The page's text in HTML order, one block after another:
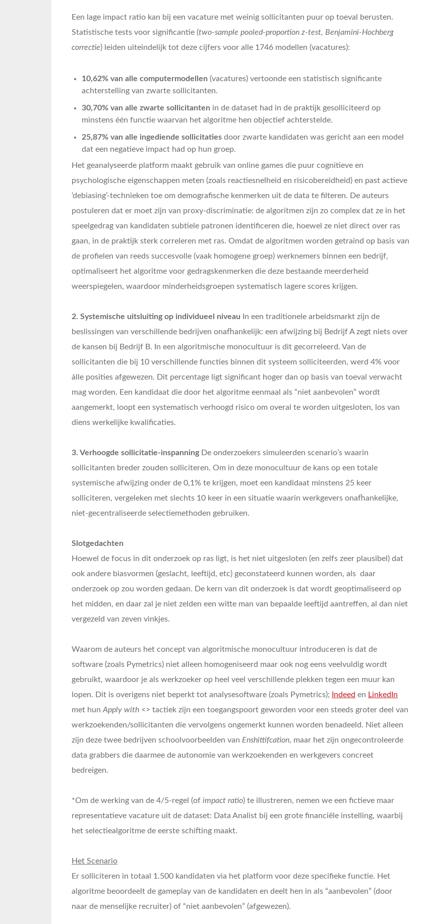
Een lage impact ratio kan bij een vacature met weinig sollicitanten puur op toeval berusten.
Statistische tests voor significantie (two-sample pooled-proportion z-test, Benjamini-Hochberg
correctie) leiden uiteindelijk tot deze cijfers voor alle 1746 modellen (vacatures):
10,62% van alle computermodellen (vacatures) vertoonde een statistisch significante
achterstelling van zwarte sollicitanten.
30,70% van alle zwarte sollicitanten in de dataset had in de praktijk gesolliciteerd op
minstens één functie waarvan het algoritme hen objectief achterstelde.
25,87% van alle ingediende sollicitaties door zwarte kandidaten was gericht aan een model
dat een negatieve impact had op hun groep.
Het geanalyseerde platform maakt gebruik van online games die puur cognitieve en
psychologische eigenschappen meten (zoals reactiesnelheid en risicobereidheid) en past actieve
‘debiasing’-technieken toe om demografische kenmerken uit de data te filteren. De auteurs
postuleren dat er moet zijn van proxy-discriminatie: de algoritmen zijn zo complex dat ze in het
speelgedrag van kandidaten subtiele patronen identificeren die, hoewel ze niet direct over ras
gaan, in de praktijk sterk correleren met ras. Omdat de algoritmen worden getraind op basis van
de profielen van reeds succesvolle (vaak homogene groep) werknemers binnen een bedrijf,
optimaliseert het algoritme voor gedragskenmerken die deze bestaande meerderheid
weerspiegelen, waardoor minderheidsgroepen systematisch lagere scores krijgen.
2. Systemische uitsluiting op individueel niveau In een traditionele arbeidsmarkt zijn de
beslissingen van verschillende bedrijven onafhankelijk: een afwijzing bij Bedrijf A zegt niets over
de kansen bij Bedrijf B. In een algoritmische monocultuur is dit gecorreleerd. Van de
sollicitanten die bij 10 verschillende functies binnen dit systeem solliciteerden, werd 4% voor
álle posities afgewezen. Dit percentage ligt significant hoger dan op basis van toeval verwacht
mag worden. Een kandidaat die door het algoritme eenmaal als “niet aanbevolen” wordt
aangemerkt, loopt een systematisch verhoogd risico om overal te worden uitgesloten, los van
diens werkelijke kwalificaties.
3. Verhoogde sollicitatie-inspanningDe onderzoekers simuleerden scenario’s waarin
sollicitanten breder zouden solliciteren. Om in deze monocultuur de kans op een totale
systemische afwijzing onder de 0,1% te krijgen, moet een kandidaat minstens 25 keer
solliciteren, vergeleken met slechts 10 keer in een situatie waarin werkgevers onafhankelijke,
niet-gecentraliseerde selectiemethoden gebruiken.
Slotgedachten
Hoewel de focus in dit onderzoek op ras ligt, is het niet uitgesloten (en zelfs zeer plausibel) dat
ook andere biasvormen (geslacht, leeftijd, etc) geconstateerd kunnen worden, als daar
onderzoek op zou worden gedaan. De kern van dit onderzoek is dat wordt geoptimaliseerd op
het midden, en daar zal je niet zelden een witte man van bepaalde leeftijd aantreffen, al dan niet
vergezeld van zeven vinkjes.
Waarom de auteurs het concept van algoritmische monocultuur introduceren is dat de
software (zoals Pymetrics) niet alleen homogeniseerd maar ook nog eens veelvuldig wordt
gebruikt, waardoor je als werkzoeker op heel veel verschillende plekken tegen een muur kan
lopen. Dit is overigens niet beperkt tot analysesoftware (zoals Pymetrics);
Indeed en LinkedIn
met hun Apply with <> tactiek zijn een toegangspoort geworden voor een steeds groter deel van
werkzoekenden/sollicitanten die vervolgens ongemerkt kunnen worden benadeeld. Niet alleen
zijn deze twee bedrijven schoolvoorbeelden van Enshittifcation, maar het zijn ongecontroleerde
data grabbers die daarmee de autonomie van werkzoekenden en werkgevers concreet
bedreigen.
*Om de werking van de 4/5-regel (of impact ratio) te illustreren, nemen we een fictieve maar
representatieve vacature uit de dataset: Data Analist bij een grote financiële instelling, waarbij
het selectiealgoritme de eerste schifting maakt.
Het Scenario
Er solliciteren in totaal 1.500 kandidaten via het platform voor deze specifieke functie. Het
algoritme beoordeelt de gameplay van de kandidaten en deelt hen in als “aanbevolen” (door
naar de menselijke recruiter) of “niet aanbevolen” (afgewezen).